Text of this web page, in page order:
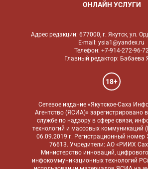
ОНЛАЙН УСЛУГИ
Адрес редакции: 677000, г. Якутск, ул.
E-mail: ysia1@yandex.ru
Телефон: +7-914-272-96-
Главный редактор: Бабаева
18+
Сетевое издание «Якутское-Саха
Агентство (ЯСИА)» зарегистрировано
службе по надзору в сфере связи,
технологий и массовых коммуникаций
06.09.2019 г. Регистрационный
76613. Учредители: АО «РИИХ
Министерство инноваций,
инфокоммуникационных технологий